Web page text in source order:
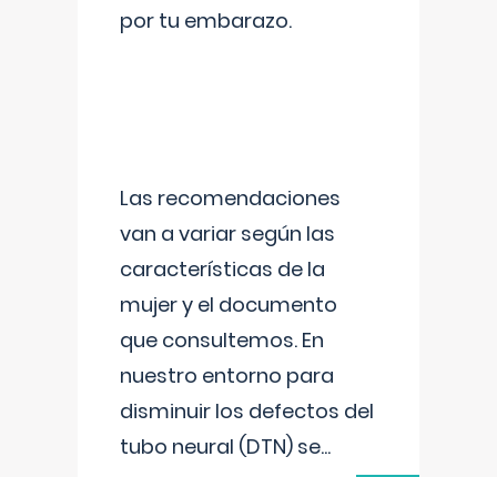
por tu embarazo.
Las recomendaciones
van a variar según las
características de la
mujer y el documento
que consultemos. En
nuestro entorno para
disminuir los defectos del
tubo neural (DTN) se...